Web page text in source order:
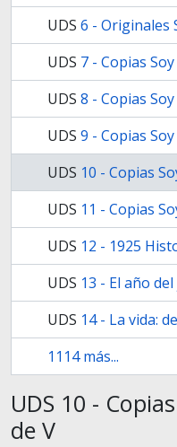
UDS 6 - Originales
UDS 7 - Copias
UDS 8 - Copias
UDS 9 - Copias
UDS 10 - Copias
UDS 11 - Copias
UDS 12 - 1925
UDS 13 - El año del
UDS 14 - La vida: de unos a
1114 más...
UDS 10 -
de V